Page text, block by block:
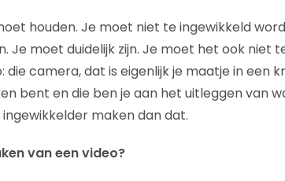
houden. Je moet niet te ingewikkeld
Je moet duidelijk zijn. Je moet het ook niet
die camera, dat is eigenlijk je maatje in een
bent en die ben je aan het uitleggen van
maken dan dat.
van een video?